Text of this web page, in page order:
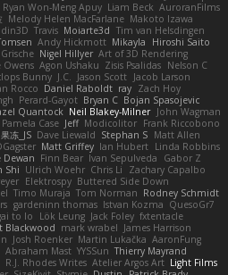
Ryan Won-Meng Apuy Liam Beck AuroranFilms
Melody Helen MacFarlane Makoto Izawa
Travis Moiarte3d Tim van Helsdingen
Andy Hickmott Mikayla
Hiroshi Saito
Grische Nigel Hillyer Art of 3D Rendering
Owens Agon Ushaku Zisis Psalidas Nelson C
Bunny J.C. Jason Scott Jacob Larson
Rocco Daniel Raboldt ray Zach Hoy
Perard-Gayot Bryan C Bojan Spasojevic
Quantock Neil Blakey-Milner John Wagman
Pamela Case Jeff Modicolitor Frank Riccobono
果冻_JS Dave Liewald Stephan S Matt Allen
Matt Griffey Ian Hubert Linda Robbins
Dewan Finn Bear Ivan Sepulveda
Gabor Z
Shi Ulrich Woehr Chris Li
Zachary Capalbo
Elektrospy Buttered Side Down
Timo Muraja Tom Norman Rodney Schmidt
gardeninn thomas Istvan Kozma QuesoGr7
to lo Lök Leung Jack Foley fxtentacle
Blackwood mark wrabel James Harrison
Josh Roenker Martin Lukačka AaronFung
Abraham Mast YYSSun Thierry Mayrand
R.J. Rhodes Writes Atelier Argos Art Light Films